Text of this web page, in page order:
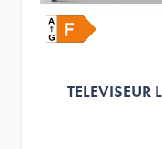
TELEVISEUR